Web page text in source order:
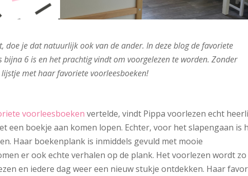
doe je dat natuurlijk ook van de ander. In deze blog de favoriete
6 is en het prachtig vindt om voorgelezen te worden. Zonder
met haar favoriete voorleesboeken!
voorleesboeken vertelde, vindt Pippa voorlezen echt
een boekje aan komen lopen. Echter, voor het slapengaan is
Haar boekenplank is inmiddels gevuld met mooie
er ook echte verhalen op de plank. Het voorlezen wordt zo
en iedere dag weer een nieuw stukje ontdekken. Haar